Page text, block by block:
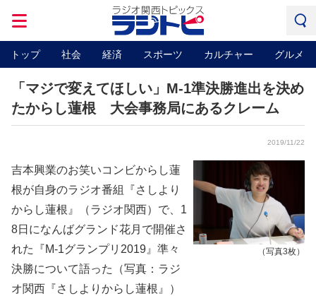
トップ 社会 経済 スポーツ カルチャー グルメ
「マジで変えてほしい」M-1準決勝進出を決め
たからし蓮根 大会事務局にあるクレーム
2019/11/22
（写真3枚）
吉本興業のお笑いコンビからし蓮
根が自身のラジオ番組『さしより
からし蓮根』（ラジオ関西）で、1
8日になんばグランド花月で開催さ
れた『M-1グランプリ2019』準々
決勝について語った（写真：ラジ
オ関西『さしよりからし蓮根』）